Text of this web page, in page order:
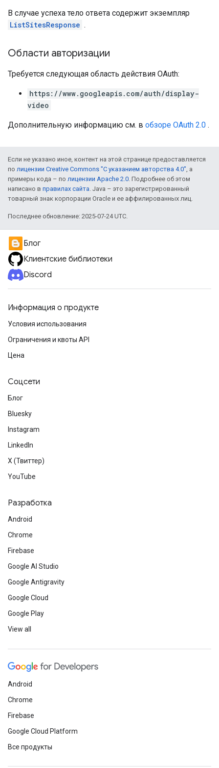
В случае успеха тело ответа содержит экземпляр
ListSitesResponse .
Области авторизации
Требуется следующая область действия OAuth:
https://www.googleapis.com/auth/display-
video
Дополнительную информацию см. в обзоре OAuth 2.0 .
Если не указано иное, контент на этой странице предоставляется
по лицензии Creative Commons "С указанием авторства 4.0", а
примеры кода – по лицензии Apache 2.0. Подробнее об этом
написано в правилах сайта. Java – это зарегистрированный
товарный знак корпорации Oracle и ее аффилированных лиц.
Последнее обновление: 2025-07-24 UTC.
Блог
Клиентские библиотеки
Discord
Информация о продукте
Условия использования
Ограничения и квоты API
Цена
Соцсети
Блог
Bluesky
Instagram
LinkedIn
X (Твиттер)
YouTube
Разработка
Android
Chrome
Firebase
Google AI Studio
Google Antigravity
Google Cloud
Google Play
View all
Android
Chrome
Firebase
Google Cloud Platform
Все продукты